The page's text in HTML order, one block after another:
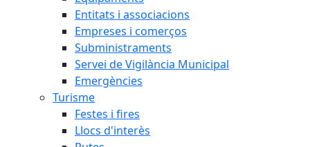
Entitats i associacions
Empreses i comerços
Subministraments
Servei de Vigilància Municipal
Emergències
Turisme
Festes i fires
Llocs d'interès